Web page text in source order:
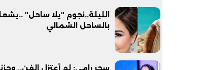
الليلة..نجوم "يلا ساحل"
بالساحل الشمالي
سحر رامي: لم أعتزل الفن..